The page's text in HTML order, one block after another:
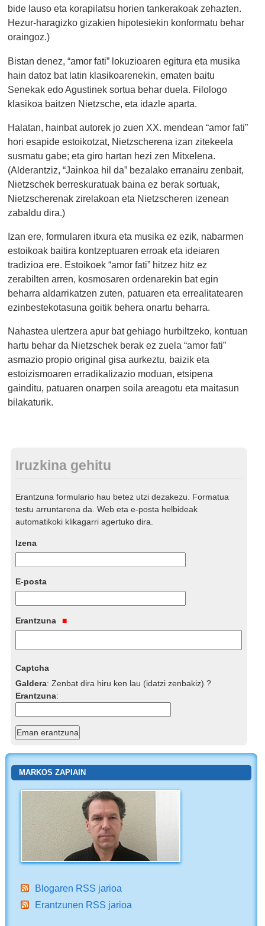
bide lauso eta korapilatsu horien tankerakoak zehazten.
Hezur-haragizko gizakien hipotesiekin konformatu behar
oraingoz.)
Bistan denez, “amor fati” lokuzioaren egitura eta musika
hain datoz bat latin klasikoarenekin, ematen baitu
Senekak edo Agustinek sortua behar duela. Filologo
klasikoa baitzen Nietzsche, eta idazle aparta.
Halatan, hainbat autorek jo zuen XX. mendean “amor fati”
hori esapide estoikotzat, Nietzscherena izan zitekeela
susmatu gabe; eta giro hartan hezi zen Mitxelena.
(Alderantziz, “Jainkoa hil da” bezalako erranairu zenbait,
Nietzschek berreskuratuak baina ez berak sortuak,
Nietzscherenak zirelakoan eta Nietzscheren izenean
zabaldu dira.)
Izan ere, formularen itxura eta musika ez ezik, nabarmen
estoikoak baitira kontzeptuaren erroak eta ideiaren
tradizioa ere. Estoikoek “amor fati” hitzez hitz ez
zerabilten arren, kosmosaren ordenarekin bat egin
beharra aldarrikatzen zuten, patuaren eta errealitatearen
ezinbestekotasuna goitik behera onartu beharra.
Nahastea ulertzera apur bat gehiago hurbiltzeko, kontuan
hartu behar da Nietzschek berak ez zuela “amor fati”
asmazio propio original gisa aurkeztu, baizik eta
estoizismoaren erradikalizazio moduan, etsipena
gainditu, patuaren onarpen soila areagotu eta maitasun
bilakaturik.
Iruzkina gehitu
Erantzuna formulario hau betez utzi dezakezu. Formatua
testu arruntarena da. Web eta e-posta helbideak
automatikoki klikagarri agertuko dira.
Izena
E-posta
Erantzuna
Captcha
Galdera:Zenbat dira hiru ken lau (idatzi zenbakiz) ?
Erantzuna:
MARKOS ZAPIAIN
Blogaren RSS jarioa
Erantzunen RSS jarioa